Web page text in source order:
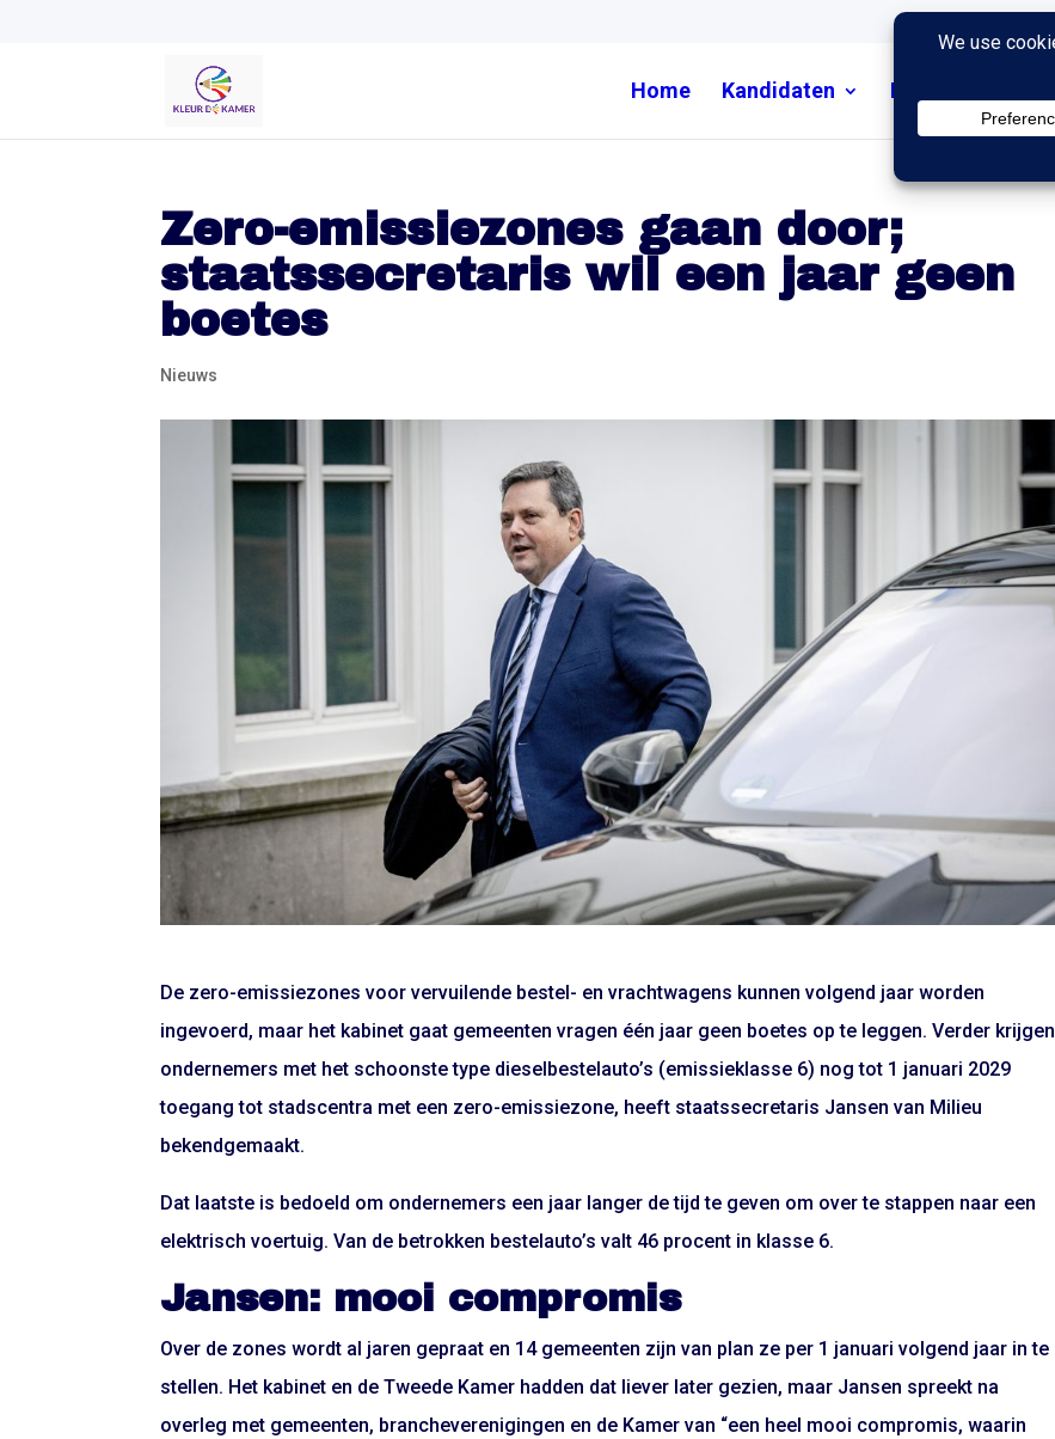
Home Kandidaten Nieuws
Zero-emissiezones gaan door;
staatssecretaris wil een jaar geen
boetes
Nieuws
De zero-emissiezones voor vervuilende bestel- en vrachtwagens kunnen volgend jaar worden
ingevoerd, maar het kabinet gaat gemeenten vragen één jaar geen boetes op te leggen. Verder krijgen
ondernemers met het schoonste type dieselbestelauto’s (emissieklasse 6) nog tot 1 januari 2029
toegang tot stadscentra met een zero-emissiezone, heeft staatssecretaris Jansen van Milieu
bekendgemaakt.
Dat laatste is bedoeld om ondernemers een jaar langer de tijd te geven om over te stappen naar een
elektrisch voertuig. Van de betrokken bestelauto’s valt 46 procent in klasse 6.
Jansen: mooi compromis
Over de zones wordt al jaren gepraat en 14 gemeenten zijn van plan ze per 1 januari volgend jaar in te
stellen. Het kabinet en de Tweede Kamer hadden dat liever later gezien, maar Jansen spreekt na
overleg met gemeenten, brancheverenigingen en de Kamer van “een heel mooi compromis, waarin